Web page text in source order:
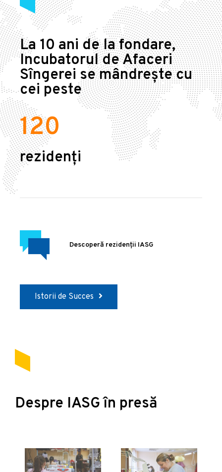
La 10 ani de la fondare,
Incubatorul de Afaceri
Sîngerei se mândrește cu
cei peste
120
rezidenți
Descoperă rezidenții IASG
Istorii de Succes
Despre IASG în presă